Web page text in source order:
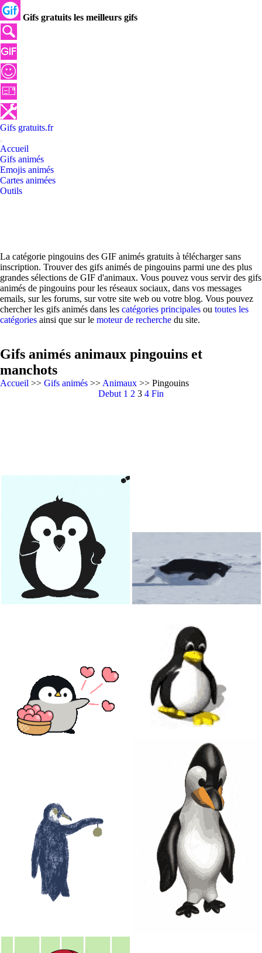
Gifs gratuits les meilleurs gifs
Gifs gratuits.fr
Accueil
Gifs animés
Emojis animés
Cartes animées
Outils
La catégorie pingouins des GIF animés gratuits à télécharger sans
inscription. Trouver des gifs animés de pingouins parmi une des plus
grandes sélections de GIF d'animaux. Vous pouvez vous servir des gifs
animés de pingouins pour les réseaux sociaux, dans vos messages
emails, sur les forums, sur votre site web ou votre blog. Vous pouvez
chercher les gifs animés dans les catégories principales ou toutes les
catégories ainsi que sur le moteur de recherche du site.
Gifs animés animaux pingouins et
manchots
Accueil >> Gifs animés >> Animaux >> Pingouins
Debut 1 2 3 4 Fin